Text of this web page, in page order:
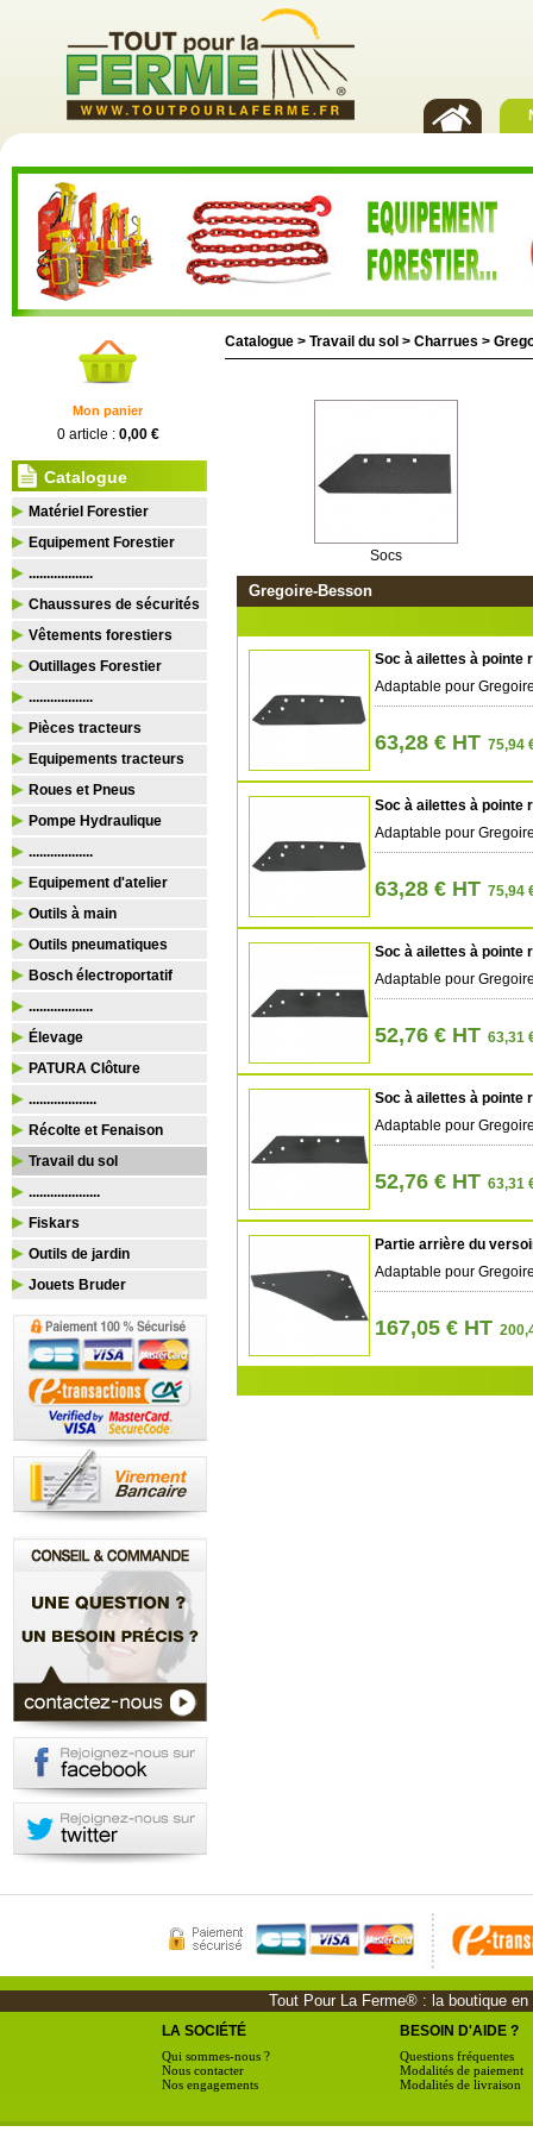
Mon panier
0 article : 0,00 €
Catalogue
Matériel Forestier
Equipement Forestier
..................
Chaussures de sécurités
Vêtements forestiers
Outillages Forestier
..................
Pièces tracteurs
Equipements tracteurs
Roues et Pneus
Pompe Hydraulique
..................
Equipement d'atelier
Outils à main
Outils pneumatiques
Bosch électroportatif
..................
Élevage
PATURA Clôture
...................
Récolte et Fenaison
Travail du sol
....................
Fiskars
Outils de jardin
Jouets Bruder
Catalogue > Travail du sol > Charrues >
Socs
Gregoire-Besson
Soc à ailettes à pointe
Adaptable pour
63,28 € HT 75,94
Soc à ailettes à pointe
Adaptable pour
63,28 € HT 75,94
Soc à ailettes à pointe
Adaptable pour
52,76 € HT 63,31
Soc à ailettes à pointe
Adaptable pour
52,76 € HT 63,31
Partie arrière du
Adaptable pour
167,05 € HT
Tout Pour La Ferme® : la boutique
LA SOCIÉTÉ
Qui sommes-nous ?
Nous contacter
Nos engagements
BESOIN D'AIDE ?
Questions fréquentes
Modalités de paiement
Modalités de livraison